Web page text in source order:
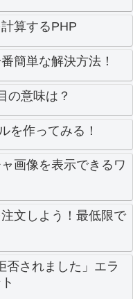
算するPHP
簡単な解決方法！
の意味は？
を作ってみる！
画像を表示できるワ
文しよう！最低限で
否されました」エラ